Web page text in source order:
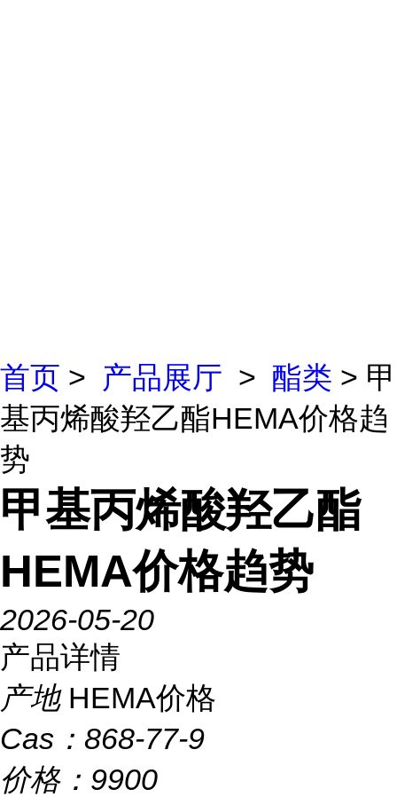
首页 > 产品展厅 > 酯类 > 甲
基丙烯酸羟乙酯HEMA价格趋
势
甲基丙烯酸羟乙酯
HEMA价格趋势
2026-05-20
产品详情
产地 HEMA价格
Cas： 868-77-9
价格： 9900